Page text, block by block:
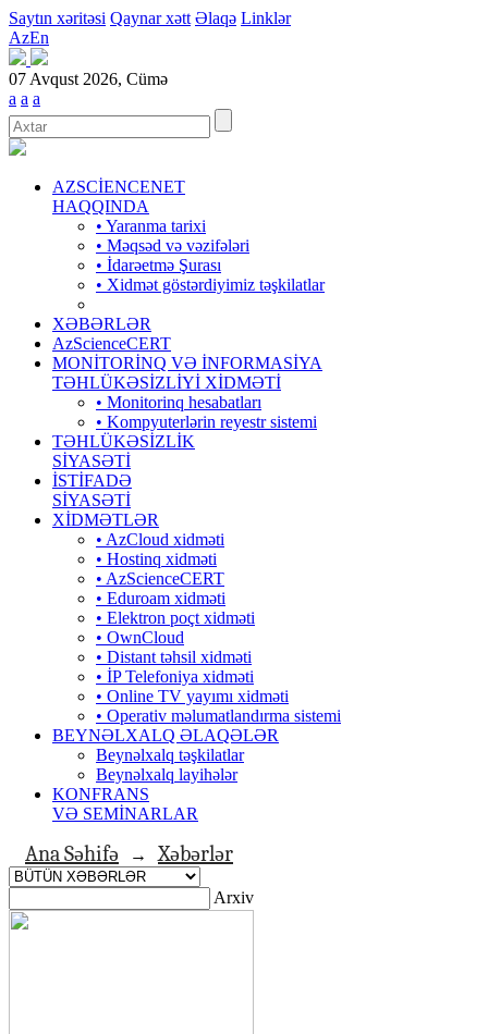
Saytın xəritəsi Qaynar xətt Əlaqə Linklər
AzEn
07 Avqust 2026, Cümə
a a a
AZSCİENCENET
HAQQINDA
• Yaranma tarixi
• Məqsəd və vəzifələri
• İdarəetmə Şurası
• Xidmət göstərdiyimiz təşkilatlar
XƏBƏRLƏR
AzScienceCERT
MONİTORİNQ VƏ İNFORMASİYA
TƏHLÜKƏSİZLİYİ XİDMƏTİ
• Monitorinq hesabatları
• Kompyuterlərin reyestr sistemi
TƏHLÜKƏSİZLİK
SİYASƏTİ
İSTİFADƏ
SİYASƏTİ
XİDMƏTLƏR
• AzCloud xidməti
• Hostinq xidməti
• AzScienceCERT
• Eduroam xidməti
• Elektron poçt xidməti
• OwnCloud
• Distant təhsil xidməti
• İP Telefoniya xidməti
• Оnline TV yayımı xidməti
• Operativ məlumatlandırma sistemi
BEYNƏLXALQ ƏLAQƏLƏR
Beynəlxalq təşkilatlar
Beynəlxalq layihələr
KONFRANS
VƏ SEMİNARLAR
Ana Səhifə → Xəbərlər
Arxiv